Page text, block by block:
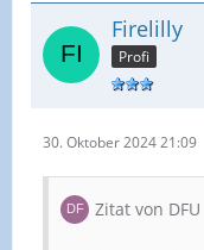
Firelilly
Profi
30. Oktober 2024 21:09
Zitat von DFU